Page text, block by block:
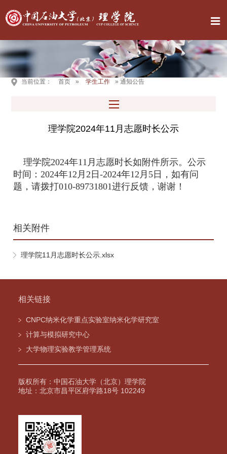
当前位置： 首页 » 学生工作 » 通知公告
理学院2024年11月志愿时长公示
理学院2024年11月志愿时长如附件所示。公示
时间：2024年12月2日-2024年12月5日，如有问
题，请拨打010-89731801进行反馈，谢谢！
相关附件
理学院11月志愿时长公示.xlsx
相关链接
CNPC纳米化学重点实验室纳米化学研究室
计算与模拟研究中心
大学物理实验教学管理系统
版权所有：中国石油大学（北京）理学院
地址：北京市昌平区府学路18号 102249